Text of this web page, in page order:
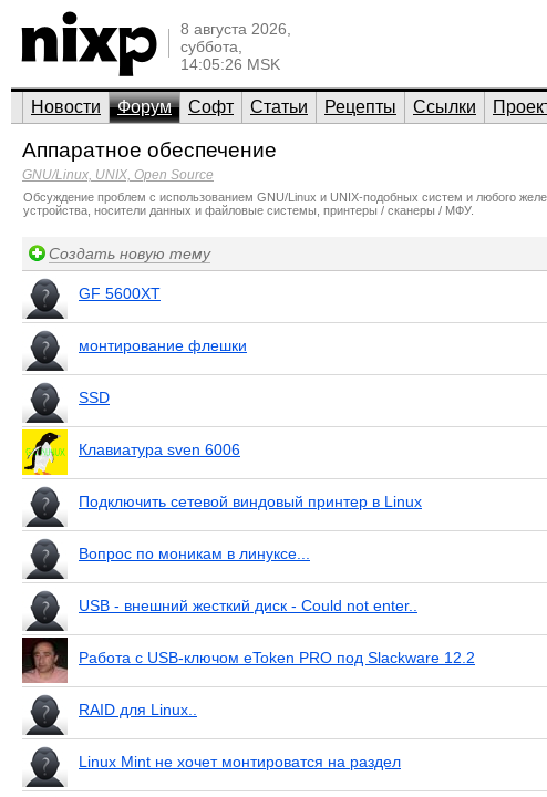
8 августа 2026,
суббота,
14:05:26 MSK
Новости Форум Софт Статьи Рецепты Ссылки
Аппаратное обеспечение
GNU/Linux, UNIX, Open Source
Обсуждение проблем с использованием GNU/Linux и UNIX-подобных систем и любого
устройства, носители данных и файловые системы, принтеры / сканеры / МФУ.
Создать новую тему
GF 5600XT
монтирование флешки
SSD
Клавиатура sven 6006
Подключить сетевой виндовый принтер в Linux
Вопрос по моникам в линуксе...
USB - внешний жесткий диск - Could not enter..
Работа с USB-ключом eToken PRO под Slackware 12.2
RAID для Linux..
Linux Mint не хочет монтироватся на раздел